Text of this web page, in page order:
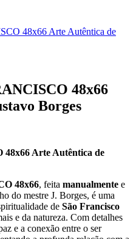
48x66 Arte Autêntica de
48x66
Borges
Arte Autêntica de
48x66, feita manualmente e
do mestre J. Borges, é uma
de São Francisco
e da natureza. Com detalhes
e a conexão entre o ser